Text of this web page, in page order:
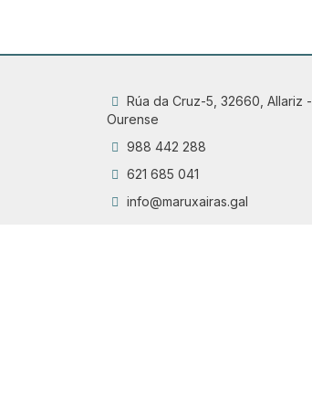
Rúa da Cruz-5, 32660, Allariz -
Ourense
988 442 288
621 685 041
info@maruxairas.gal